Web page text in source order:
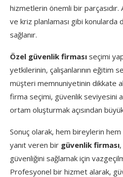
hizmetlerin önemli bir parçasıdır.
ve kriz planlaması gibi
sağlanır.
Özel güvenlik firması seçimi
yetkilerinin, çalışanlarının eğitim
müşteri memnuniyetinin dikkate
firma seçimi, güvenlik seviyesini
ortam oluşturmak açısından
Sonuç olarak, hem bireylerin hem
yanıt veren bir güvenlik firması
güvenliğini sağlamak için
Profesyonel bir hizmet alarak,